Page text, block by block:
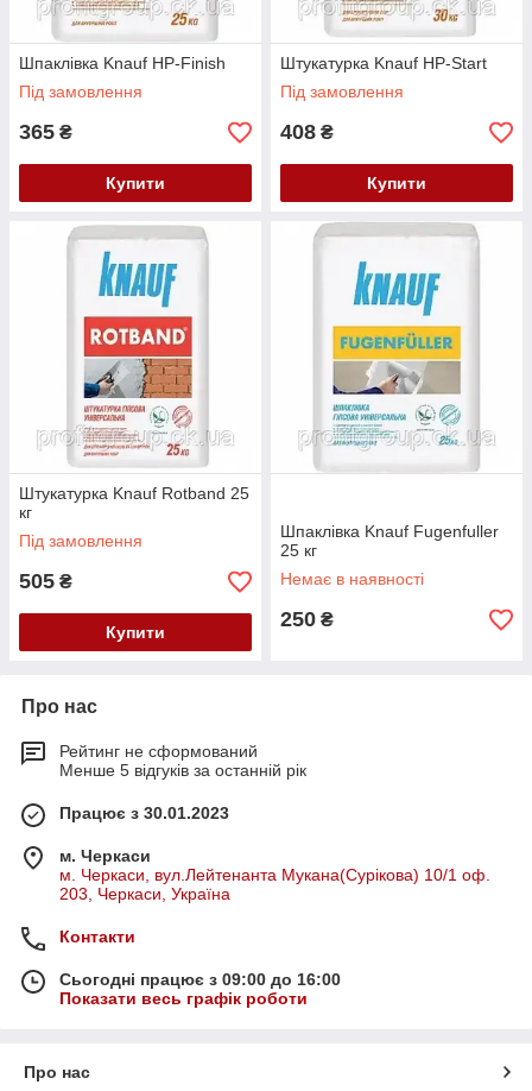
Шпаклівка Knauf HP-Finish
Під замовлення
365 ₴
Купити
Штукатурка Knauf HP-Start
Під замовлення
408 ₴
Купити
Штукатурка Knauf Rotband 25
кг
Під замовлення
505 ₴
Купити
Шпаклівка Knauf Fugenfuller
25 кг
Немає в наявності
250 ₴
Про нас
Рейтинг не сформований
Менше 5 відгуків за останній рік
Працює з 30.01.2023
м. Черкаси
м. Черкаси, вул.Лейтенанта Мукана(Сурікова) 10/1 оф.
203, Черкаси, Україна
Контакти
Сьогодні працює з 09:00 до 16:00
Показати весь графік роботи
Про нас